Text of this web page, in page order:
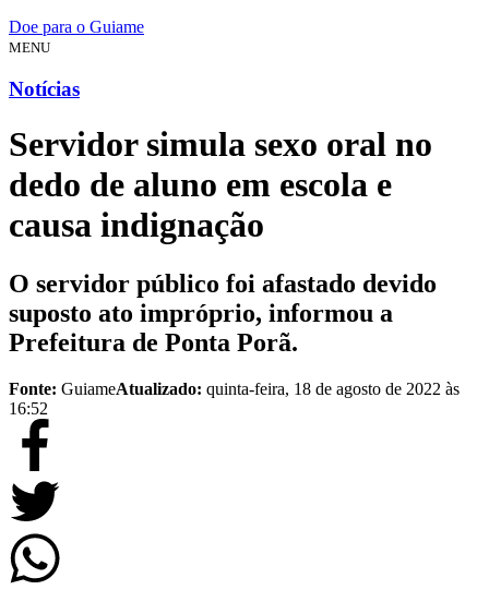
Doe para o Guiame
MENU
Notícias
Servidor simula sexo oral no
dedo de aluno em escola e
causa indignação
O servidor público foi afastado devido
suposto ato impróprio, informou a
Prefeitura de Ponta Porã.
Fonte: GuiameAtualizado: quinta-feira, 18 de agosto de 2022 às
16:52